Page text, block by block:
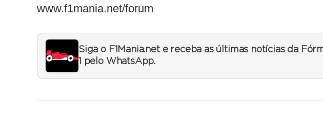
www.f1mania.net/forum
Siga o F1Mania.net e receba as últimas notícias da
1 pelo WhatsApp.